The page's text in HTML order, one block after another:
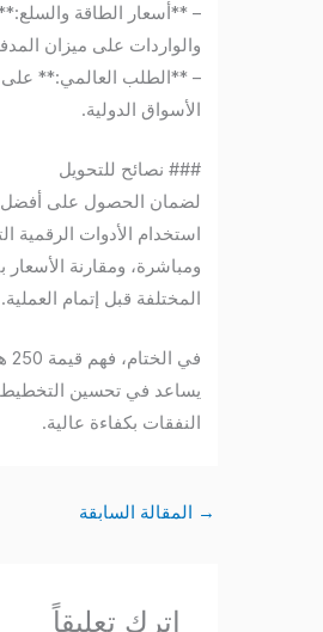
– **أسعار الطاقة والسلع:**
والواردات على ميزان
– **الطلب العالمي:** على
الأسواق الدولية.
### نصائح للتحويل
لضمان الحصول على أفضل
استخدام الأدوات الرقمية التي
ومباشرة، ومقارنة الأسعار بين
المختلفة قبل إتمام العملية.
في الختام،
يساعد في تحسين التخطيط
النفقات بكفاءة عالية.
المقالة السابقة
اترك تعليقاً